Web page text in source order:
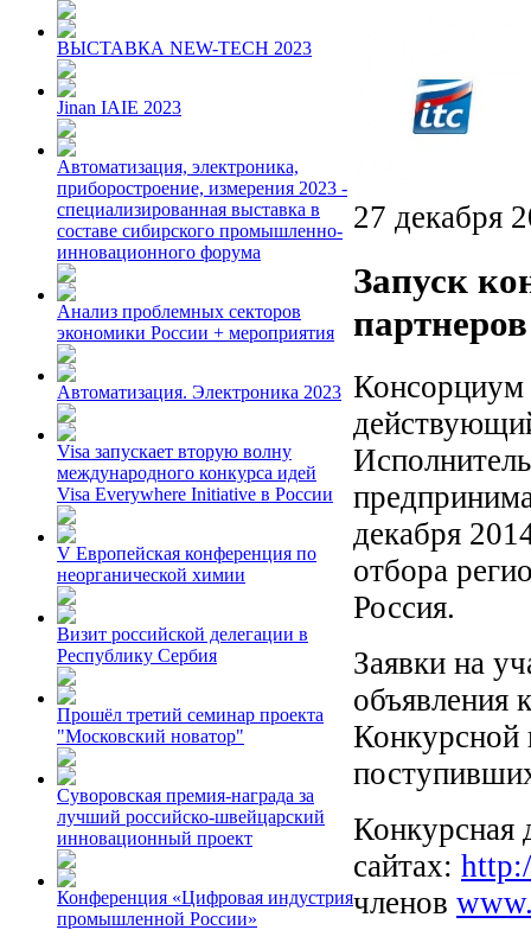
ВЫСТАВКА NEW-TECH 2023
Jinan IAIE 2023
Автоматизация, электроника,
приборостроение, измерения 2023 -
специализированная выставка в
составе сибирского промышленно-
инновационного форума
Анализ проблемных секторов
экономики России + мероприятия
Автоматизация. Электроника 2023
Visa запускает вторую волну
международного конкурса идей
Visa Everywhere Initiative в России
V Европейская конференция по
неорганической химии
Визит российской делегации в
Республику Сербия
Прошёл третий семинар проекта
"Московский новатор"
Суворовская премия-награда за
лучший российско-швейцарский
инновационный проект
Конференция «Цифровая индустрия
промышленной России»
27 декабря
Запуск
Консорциум
декабря
отбора
Россия.
Заявки на
объявления
Конкурсной
Конкурсная
сайтах:
членов